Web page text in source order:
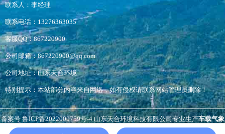
联系人：李经理
联系电话：13276363035
客服QQ：867220900
公司邮箱：867220900@qq.com
公司地址：山东天合环境
特别提示：本站部分内容来自网络，如有侵权请联系网站管理员删除！
备案号 鲁ICP备2022000759号-4山东天合环境科技有限公司专业生产车载气象
,扬尘检测仪负氧离子监测站，非洲猪瘟检测仪等，生产经验丰富，价格优